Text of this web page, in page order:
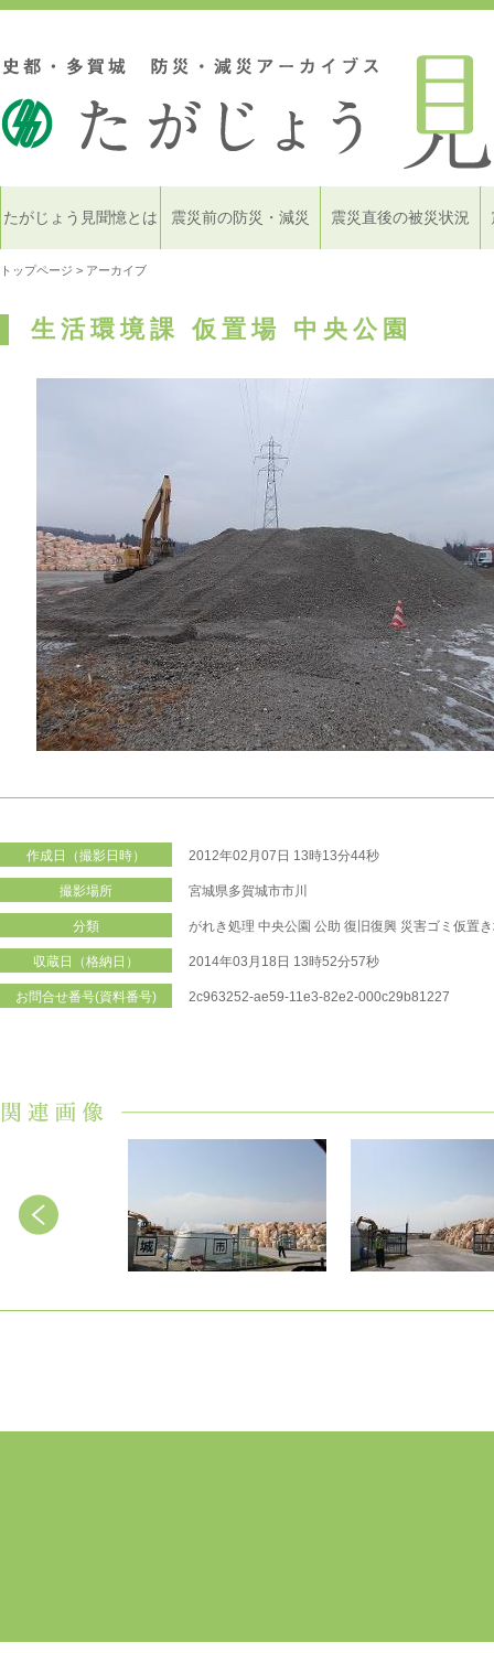
たがじょう見聞憶とは 震災前の防災・減災 震災直後の被災状況
トップページ > アーカイブ
生活環境課 仮置場 中央公園
作成日（撮影日時） 2012年02月07日 13時13分44秒
撮影場所 宮城県多賀城市市川
分類 がれき処理 中央公園 公助 復旧復興 災害ゴミ仮置
収蔵日（格納日） 2014年03月18日 13時52分57秒
お問合せ番号(資料番号) 2c963252-ae59-11e3-82e2-000c29b81227